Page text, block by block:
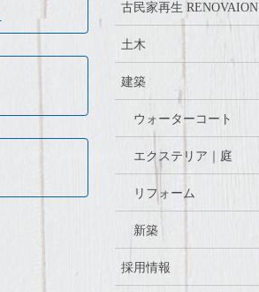
古民家再生 RENOVAION
土木
建築
ウォーターコート
エクステリア｜庭
リフォーム
新築
採用情報